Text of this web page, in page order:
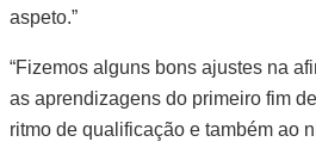
aspeto.”
“Fizemos alguns bons ajustes na
as aprendizagens do primeiro fim
ritmo de qualificação e também ao